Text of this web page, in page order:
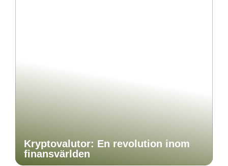
Kryptovalutor: En revolution inom
finansvärlden